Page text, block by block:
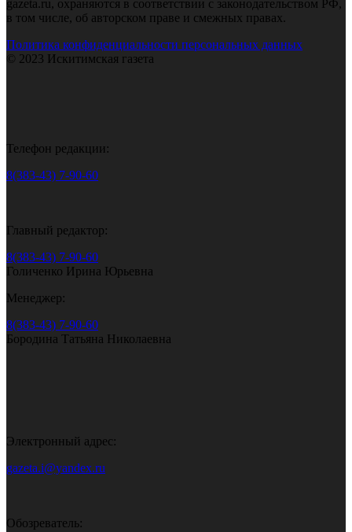
gazeta.ru, охраняются в соответствии с законодательством РФ,
в том числе, об авторском праве и смежных правах.
Политика конфиденциальности персональных данных
© 2023 Искитимская газета
Телефон редакции:
8(383-43) 7-90-60
Главный редактор:
8(383-43) 7-90-60
Голиченко Ирина Юрьевна
Менеджер:
8(383-43) 7-90-60
Бородина Татьяна Николаевна
Электронный адрес:
gazeta.i@yandex.ru
Обозреватель: